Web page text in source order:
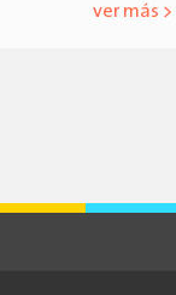
ver más >